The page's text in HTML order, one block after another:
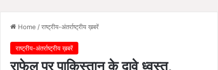
Home /राष्ट्रीय-अंतर्राष्ट्रीय ख़बरें
राष्ट्रीय-अंतर्राष्ट्रीय ख़बरें
राफेल पर पाकिस्तान के दावे ध्वस्त,